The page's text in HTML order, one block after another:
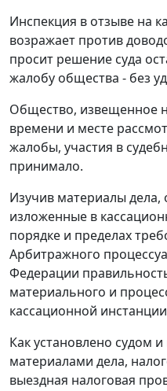
Инспекция в отзыве на
возражает против
просит решение суда
жалобу общества - без
Общество, извещенное
времени и месте
жалобы, участия в
принимало.
Изучив материалы дела,
изложенные в
порядке и пределах
Арбитражного
Федерации
материального и
кассационной
Как установлено судом
материалами дела,
выездная налоговая